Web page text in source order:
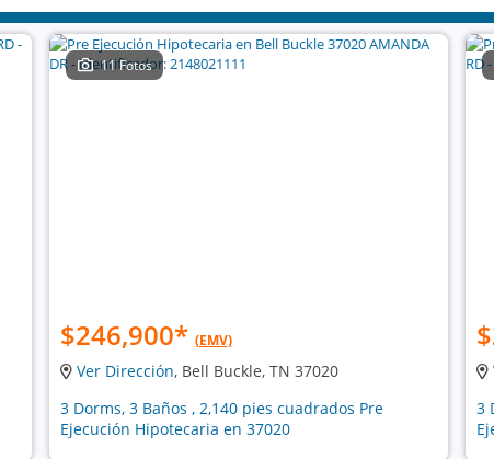
11 Fotos
$246,900* (EMV)
Ver Dirección, Bell Buckle, TN 37020
3 Dorms, 3 Baños , 2,140 pies cuadrados Pre
Ejecución Hipotecaria en 37020
3